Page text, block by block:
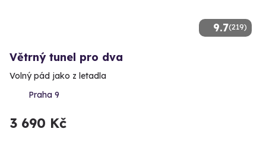
9.7(219)
Větrný tunel pro dva
Volný pád jako z letadla
Praha 9
3 690 Kč